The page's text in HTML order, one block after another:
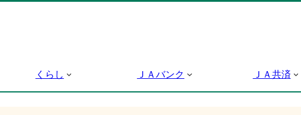
くらし ＪＡバンク ＪＡ共済